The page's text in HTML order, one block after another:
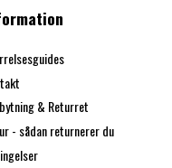
& Returret
- sådan returnerer du